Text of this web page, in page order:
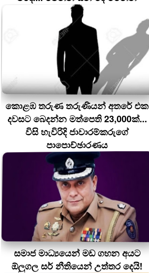
කොළඹ තරුණ තරුණියන් අතරේ එක
දවසට බෙදන්න මත්පෙති 23,000ක්...
විසි හැවිරිදි ජාවාරම්කරුගේ
පාපොච්ඡාරණය
සමාජ මාධ්‍යයෙන් මඩ ගහන අයට
ඕලුගල සර් නීතියෙන් උත්තර දෙයි!